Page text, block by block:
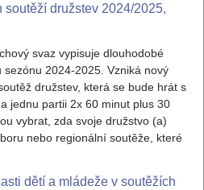
družstev 2024/2025,
svaz vypisuje dlouhodobé
2024-2025. Vzniká nový
družstev, která se bude hrát s
jednu partii 2x 60 minut plus 30
vybrat, zda svoje družstvo (a)
nebo regionální soutěže, které
dětí a mládeže v soutěžích